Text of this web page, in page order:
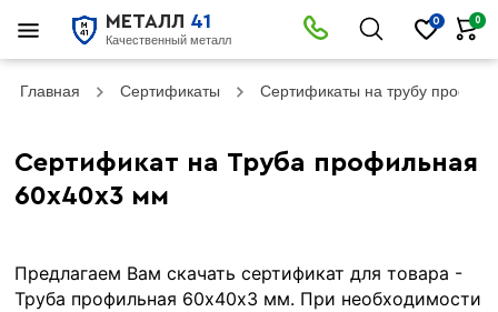
МЕТАЛЛ 41
Качественный металл
0 0
Главная Сертификаты Сертификаты на трубу
Сертификат на Труба профильная
60х40х3 мм
Предлагаем Вам скачать сертификат для товара -
Труба профильная 60х40х3 мм. При необходимости